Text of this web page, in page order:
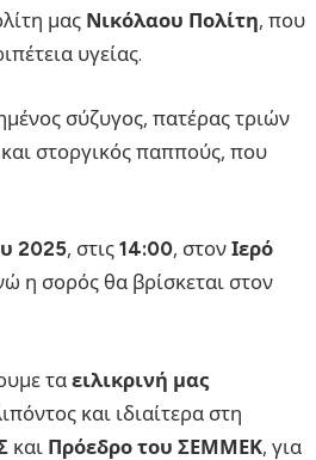
μας Νικόλαου Πολίτη, που
υγείας.
σύζυγος, πατέρας τριών
στοργικός παππούς, που
2025, στις 14:00, στον Ιερό
η σορός θα βρίσκεται στον
ταειλικρινή μας
και ιδιαίτερα στη
και Πρόεδρο του ΣΕΜΜΕΚ, για